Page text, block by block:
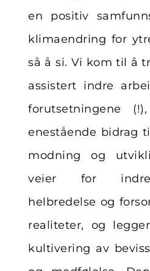
en positiv
klimaendring for
så å si. Vi kom til å
assistert indre
forutsetningene
enestående bidrag
modning og
veier for indre
helbredelse og
realiteter, og
kultivering av